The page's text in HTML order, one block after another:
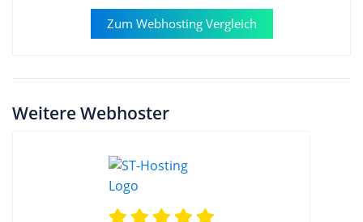
Zum Webhosting Vergleich
Weitere Webhoster